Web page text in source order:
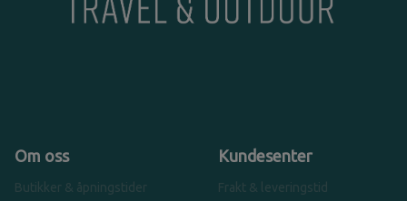
Om oss
Butikker & åpningstider
Kundesenter
Frakt & leveringstid